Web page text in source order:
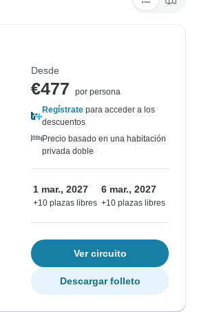
Desde
€477
por persona
Regístrate para acceder a los
descuentos
Precio basado en una habitación
privada doble
1 mar., 2027
+10 plazas libres
6 mar., 2027
+10 plazas libres
Ver circuito
Descargar folleto